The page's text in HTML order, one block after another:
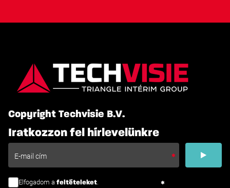
Copyright Techvisie B.V.
Iratkozzon fel hírlevelünkre
Elfogadom a feltételeket.